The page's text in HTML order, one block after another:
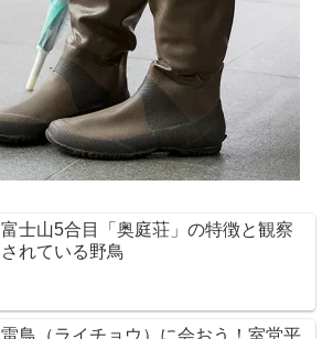
富士山5合目「奥庭荘」の特徴と観察
されている野鳥
雷鳥（ライチョウ）に会おう！室堂平